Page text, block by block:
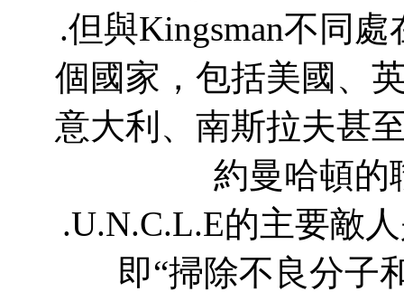
.但與Kingsman不同
個國家，包括美國、
意大利、南斯拉夫甚
約曼哈頓的
.U.N.C.L.E的主要敵
即“掃除不良分子